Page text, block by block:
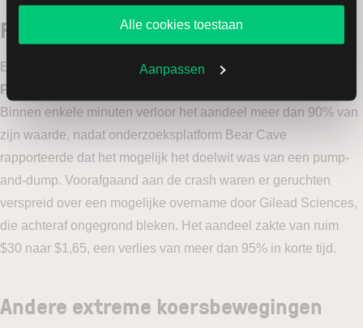
website blijft gebruiken.
Alle cookies toestaan
Aanpassen
Pheton Holdings Ltd.
Een recent voorbeeld is het Chinese gezondheidszorgbedrijf
Pheton Holdings Ltd.
Binnen enkele minuten verloor het aandeel meer dan 90% van
zijn waarde, nadat onderzoeksplatform Bear Cave
rapporteerde dat het mogelijk het doelwit was van een pump-
and-dump. Voorafgaand aan de crash waren er geruchten
verspreid over een mogelijke overname door Gilead Sciences,
die achteraf ongegrond bleken. Het aandeel zakte van ruim
$30 naar $1,65, een verlies van meer dan 95% in korte tijd.
Andere extreme koersbewegingen